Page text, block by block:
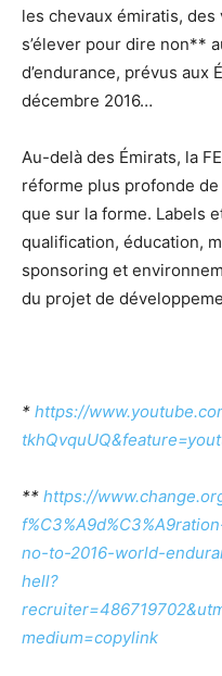
les chevaux émiratis,
s’élever pour dire non**
d’endurance, prévus aux
décembre 2016…
Au-delà des Émirats, la
réforme plus profonde
que sur la forme. Labels
qualification, éducation,
sponsoring et
du projet de
* https://
** https://
no-to-2016-world-
hell?
medium=copylink